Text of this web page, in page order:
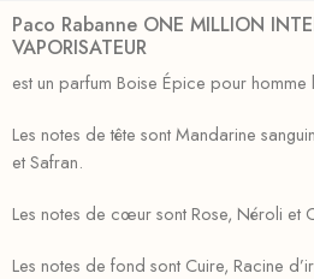
Paco Rabanne ONE MILLION
VAPORISATEUR
est un parfum Boise Épice pour
Les notes de tête sont Mandarine
et Safran.
Les notes de cœur sont Rose, Néroli et
Les notes de fond sont Cuire, Racine